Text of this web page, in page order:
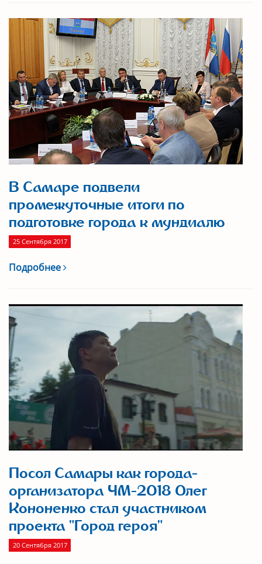
В Самаре подвели
промежуточные итоги по
подготовке города к мундиалю
25 Сентября 2017
Подробнее
Посол Самары как города-
организатора ЧМ-2018 Олег
Кононенко стал участником
проекта "Город героя"
20 Сентября 2017